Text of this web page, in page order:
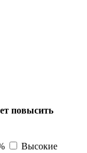
повысить
Высокие